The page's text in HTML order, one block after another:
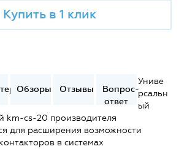
Купить в 1 клик
Обзоры Отзывы
Вопрос-
ответ
Униве
рсальн
ый
km-cs-20 производителя
для расширения возможности
в системах